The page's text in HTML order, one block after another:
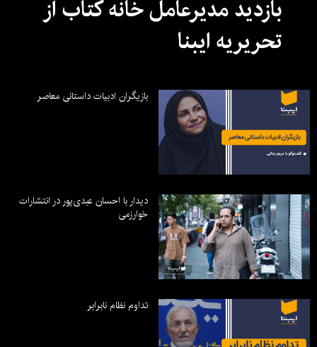
بازدید مدیرعامل خانه کتاب از
تحریریه ایبنا
بازیگران ادبیات داستانی معاصر
دیدار با احسان عبدی‌پور در انتشارات
خوارزمی
تداوم نظام نابرابر